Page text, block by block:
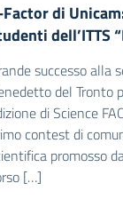
di
dell’ITTS
successo alla
del Tronto
di Science
contest di
promosso
[…]